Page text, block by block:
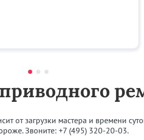
приводного
загрузки мастера и времени
Звоните: +7 (495) 320-20-03.